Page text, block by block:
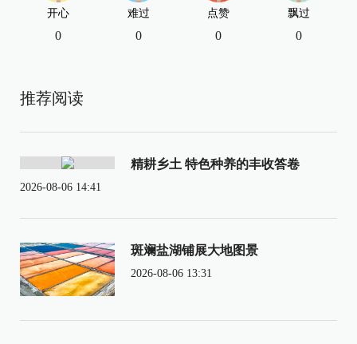
开心
0
难过
0
点赞
0
飘过
0
推荐阅读
精耕乡土 特色种养的丰收答卷
2026-08-06 14:41
斑斓盐湖铺展大地图景
2026-08-06 13:31